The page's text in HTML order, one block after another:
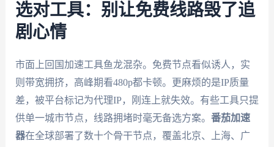
选对工具：别让免费线路毁了追
剧心情
市面上回国加速工具鱼龙混杂。免费节点看似诱人，实
则带宽拥挤，高峰期看480p都卡顿。更麻烦的是IP质量
差，被平台标记为代理IP，刚连上就失效。有些工具只提
供单一城市节点，线路拥堵时毫无备选方案。 番茄加速
器在全球部署了数十个骨干节点，覆盖北京、上海、广